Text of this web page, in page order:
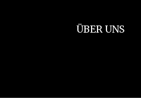
ÜBER UNS